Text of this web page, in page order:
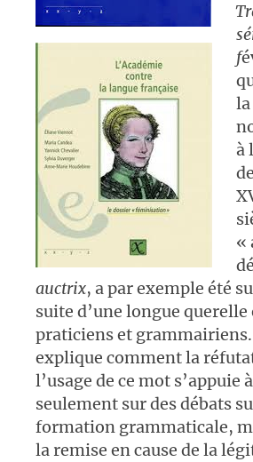
f
à
«
auctrix, a par exemple été
suite d’une longue querelle
praticiens et
explique comment la
l’usage de ce mot s’appuie
seulement sur des débats
formation grammaticale,
la remise en cause de la